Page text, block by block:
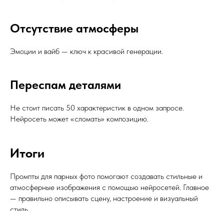
Отсутствие атмосферы
Эмоции и вайб — ключ к красивой генерации.
Переспам деталями
Не стоит писать 50 характеристик в одном запросе.
Нейросеть может «сломать» композицию.
Итоги
Промпты для парных фото помогают создавать стильные и
атмосферные изображения с помощью нейросетей. Главное
— правильно описывать сцену, настроение и визуальный